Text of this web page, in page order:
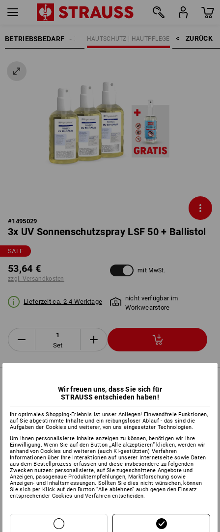
BETRIEBSBEDARF ZURÜCK    >
HAUTSCHUTZ | HAUTPFLEGE
| HAUTSCHUTZ
#1495029
3x UV Sonnenschutzspray LSF 50 + Ballistol
SALE
53,64 €
zzgl. Versandkosten
mit MwSt.
Lieferzeit ca. 2-4 Werktage
nicht verfügbar im
Workwearstore
Set
PRODUKTINFO
BESCHREIBUNG
SET BESTEHEND AUS:
3xSonnenschutzspray LSF 50+ Details
Wir freuen uns, dass Sie sich für
STRAUSS entschieden haben!
Ihr optimales Shopping-Erlebnis ist unser Anliegen! Einwandfreie Funktionen,
auf Sie abgestimmte Inhalte und ein reibungsloser Ablauf - das sind die
Aufgaben der Cookies und weiterer, von uns eingesetzter Technologien.
Um Ihnen personalisierte Inhalte anzeigen zu können, benötigen wir Ihre
Einwilligung. Wenn Sie auf den Button „Alle akzeptieren“ klicken, werden wir
anhand von Cookies und weiteren (auch KI-gestützten) Verfahren
Informationen über Ihre Interaktionen auf unserer Internetseite sowie Daten
aus dem Bestellprozess erfassen und diese insbesondere zu folgenden
Zwecken nutzen: personalisierte, auf Sie zugeschnittene Angebote und
Anzeigen, passgenaue Produktempfehlungen, Marktforschung sowie
Anzeigen- und Inhaltsmessungen. Sollten Sie dies nicht wünschen, können
Sie sich per Klick auf den Button “Alle ablehnen” auch gegen den Einsatz
entsprechender Cookies und Verfahren entscheiden.